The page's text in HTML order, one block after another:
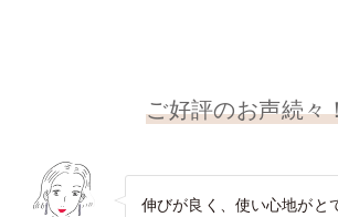
ご好評のお声続々
伸びが良く、使い心地がと